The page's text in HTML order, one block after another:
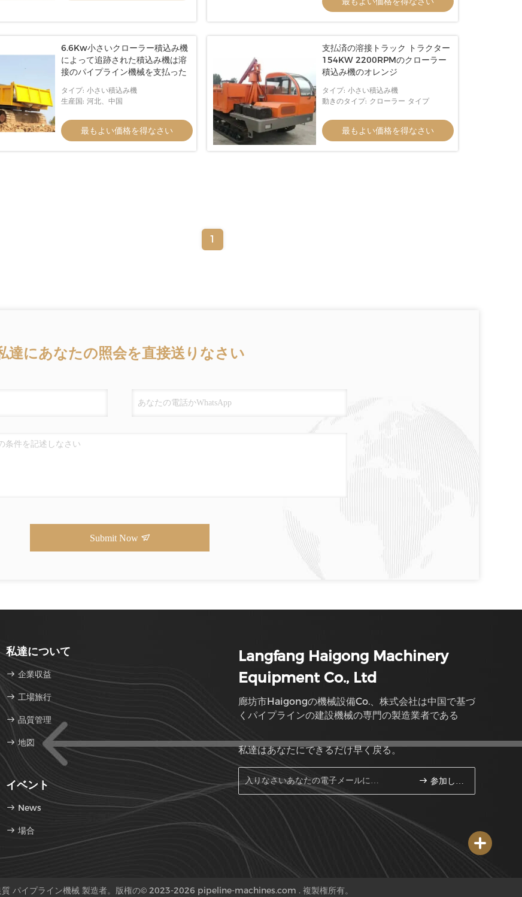
6.6Kw小さいクローラー積込み機
によって追跡された積込み機は溶
接のパイプライン機械を支払った
タイプ: 小さい積込み機
生産国: 河北、中国
最もよい価格を得なさい
支払済の溶接トラック トラクター
154KW 2200RPMのクローラー
積込み機のオレンジ
タイプ: 小さい積込み機
動きのタイプ: クローラー タイプ
最もよい価格を得なさい
1
達にあなたの照会を直接送りなさい
Submit Now
私達について
企業収益
工場旅行
品質管理
地図
イベント
News
場合
Langfang Haigong Machinery
Equipment Co., Ltd
廊坊市Haigongの機械設備Co.、株式会社は中国で基づ
くパイプラインの建設機械の専門の製造業者である
私達はあなたにできるだけ早く戻る。
参加しなさい
質 パイプライン機械 製造者。版権の© 2023-2026 pipeline-machines.com . 複製権所有。